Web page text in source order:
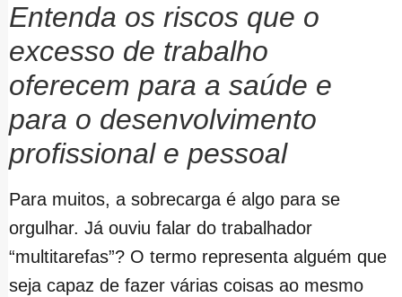
Entenda os riscos que o
excesso de trabalho
oferecem para a saúde e
para o desenvolvimento
profissional e pessoal
Para muitos, a sobrecarga é algo para se
orgulhar. Já ouviu falar do trabalhador
“multitarefas”? O termo representa alguém que
seja capaz de fazer várias coisas ao mesmo